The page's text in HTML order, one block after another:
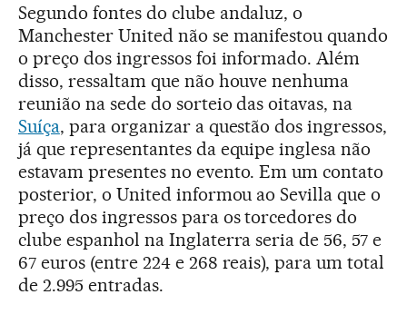
Segundo fontes do clube andaluz, o
Manchester United não se manifestou quando
o preço dos ingressos foi informado. Além
disso, ressaltam que não houve nenhuma
reunião na sede do sorteio das oitavas, na
Suíça, para organizar a questão dos ingressos,
já que representantes da equipe inglesa não
estavam presentes no evento. Em um contato
posterior, o United informou ao Sevilla que o
preço dos ingressos para os torcedores do
clube espanhol na Inglaterra seria de 56, 57 e
67 euros (entre 224 e 268 reais), para um total
de 2.995 entradas.